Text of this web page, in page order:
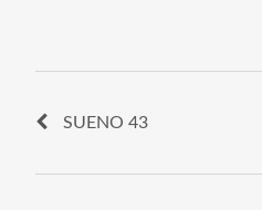
SUENO 43